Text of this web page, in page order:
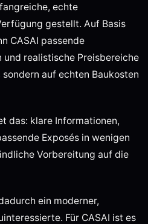
echte
gestellt. Auf Basis
CASAI passende
und realistische Preisbereiche
auf echten Baukosten
das: klare Informationen,
Exposés in wenigen
Vorbereitung auf die
ein moderner,
Für CASAI ist es